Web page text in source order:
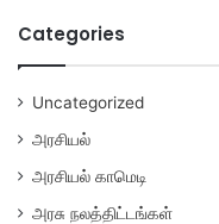
Categories
Uncategorized
அரசியல்
அரசியல் காமெடி
அரசு நலத்திட்டங்கள்